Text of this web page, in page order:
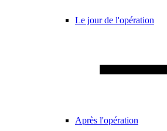
Le jour de l'opération
Après l'opération